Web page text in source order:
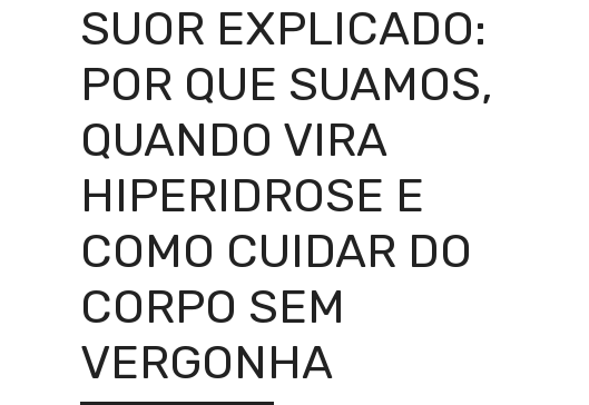
SUOR EXPLICADO:
POR QUE SUAMOS,
QUANDO VIRA
HIPERIDROSE E
COMO CUIDAR DO
CORPO SEM
VERGONHA